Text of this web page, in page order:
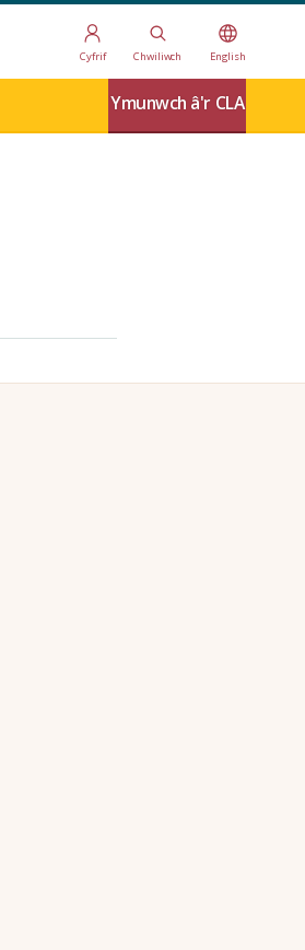
Cyfrif Chwiliwch English
Ymunwch â'r CLA